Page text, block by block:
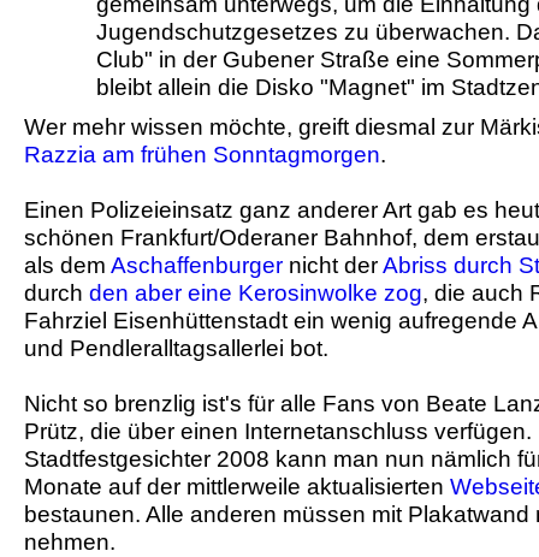
Jugendschutzgesetzes zu überwachen.
Club" in der Gubener Straße eine
bleibt allein die Disko "Magnet" im
Wer mehr wissen möchte, greift diesmal zur
Razzia am frühen Sonntagmorgen.
Einen Polizeieinsatz ganz anderer Art gab es
schönen Frankfurt/Oderaner Bahnhof, dem
als dem Aschaffenburger nicht derAbriss durch
durch den aber eine Kerosinwolke zog, die auch
Fahrziel Eisenhüttenstadt ein wenig aufregende
und Pendleralltagsallerlei bot.
Nicht so brenzlig ist's für alle Fans von Beate
Prütz, die über einen Internetanschluss
Stadtfestgesichter 2008 kann man nun nämlich
Monate auf der mittlerweile aktualisierten
bestaunen. Alle anderen müssen mit Plakatwand
nehmen.